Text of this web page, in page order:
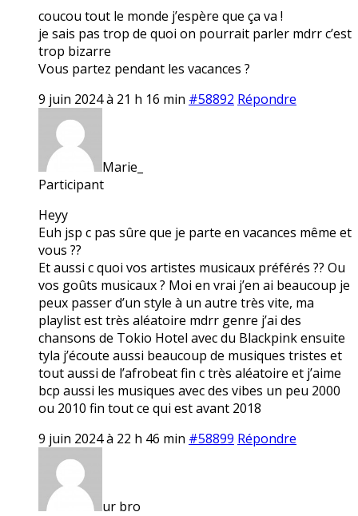
coucou tout le monde j’espère que ça va !
je sais pas trop de quoi on pourrait parler mdrr c’est
trop bizarre
Vous partez pendant les vacances ?
9 juin 2024 à 21 h 16 min #58892 Répondre
Marie_
Participant
Heyy
Euh jsp c pas sûre que je parte en vacances même et
vous ??
Et aussi c quoi vos artistes musicaux préférés ?? Ou
vos goûts musicaux ? Moi en vrai j’en ai beaucoup je
peux passer d’un style à un autre très vite, ma
playlist est très aléatoire mdrr genre j’ai des
chansons de Tokio Hotel avec du Blackpink ensuite
tyla j’écoute aussi beaucoup de musiques tristes et
tout aussi de l’afrobeat fin c très aléatoire et j’aime
bcp aussi les musiques avec des vibes un peu 2000
ou 2010 fin tout ce qui est avant 2018
9 juin 2024 à 22 h 46 min #58899 Répondre
ur bro